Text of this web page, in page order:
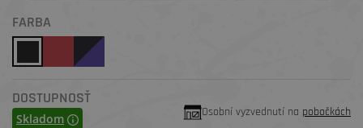
FARBA
DOSTUPNOSŤ
Skladom Osobní vyzvednutí na pobočkách